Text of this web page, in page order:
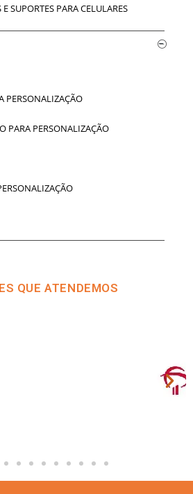
SUPORTES PARA CELULARES
PERSONALIZAÇÃO
PARA PERSONALIZAÇÃO
QUE ATENDEMOS